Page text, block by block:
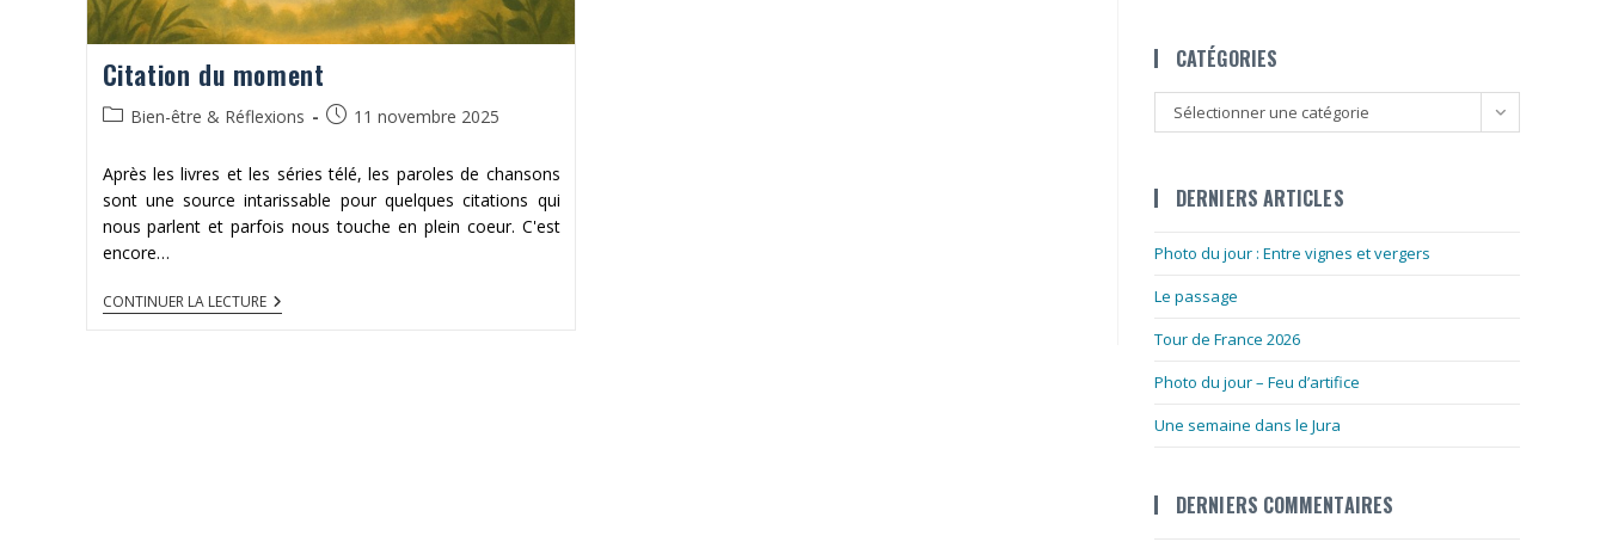
Citation du moment
PostBien-être & Réflexions
Publication
11 novembre 2025
Après les livres et les séries télé, les paroles de chansons
sont une source intarissable pour quelques citations qui
nous parlent et parfois nous touche en plein coeur. C'est
encore…
CONTINUER LA LECTURECITATION
DU
CATÉGORIES
Catégories
Sélectionner une catégorie
DERNIERS ARTICLES
Photo du jour : Entre vignes et vergers
Le passage
Tour de France 2026
Photo du jour – Feu d’artifice
Une semaine dans le Jura
DERNIERS COMMENTAIRES